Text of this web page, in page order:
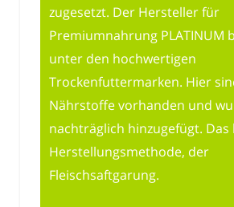
zugesetzt. Der Hersteller für
Premiumnahrung PLATINUM
unter den hochwertigen
Trockenfuttermarken. Hier
Nährstoffe vorhanden und
nachträglich hinzugefügt.
Herstellungsmethode, der
Fleischsaftgarung.